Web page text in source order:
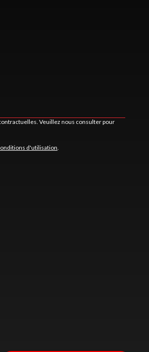
Veuillez nous consulter pour
d'utilisation